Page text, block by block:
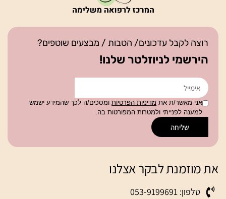
רוצה לקבל עדכונים/ הטבות / מבצעים שוטפים?
הירשמי לניוזלטר שלנו!
אני מאשר/ת את מדיניות הפרטיותומסכים/ה לכך שהמידע ישמש
למענה לפנייתי ולמטרות המפורטות בה.
שליחה
את מוזמנת לבקר אצלנו
טלפון: 053-9199691